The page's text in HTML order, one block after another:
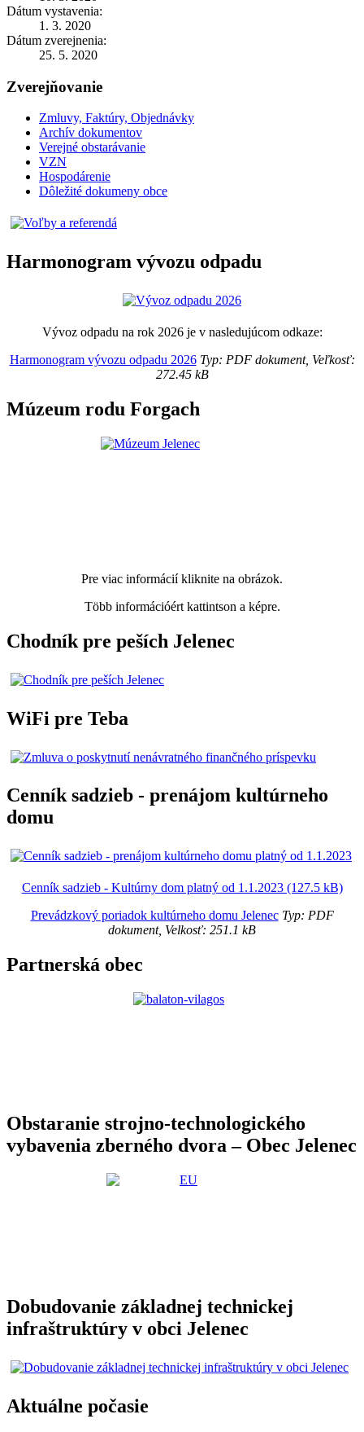
Dátum vystavenia:
1. 3. 2020
Dátum zverejnenia:
25. 5. 2020
Zverejňovanie
Zmluvy, Faktúry, Objednávky
Archív dokumentov
Verejné obstarávanie
VZN
Hospodárenie
Dôležité dokumeny obce
Harmonogram vývozu odpadu
Vývoz odpadu na rok 2026 je v nasledujúcom odkaze:
Harmonogram vývozu odpadu 2026Typ: PDF dokument, Veľkosť:
272.45 kB
Múzeum rodu Forgach
Pre viac informácií kliknite na obrázok.
Több információért kattintson a képre.
Chodník pre peších Jelenec
WiFi pre Teba
Cenník sadzieb - prenájom kultúrneho
domu
Cenník sadzieb - Kultúrny dom platný od 1.1.2023 (127.5 kB)
Prevádzkový poriadok kultúrneho domu JelenecTyp: PDF
dokument, Velkosť: 251.1 kB
Partnerská obec
Obstaranie strojno-technologického
vybavenia zberného dvora – Obec Jelenec
Dobudovanie základnej technickej
infraštruktúry v obci Jelenec
Aktuálne počasie